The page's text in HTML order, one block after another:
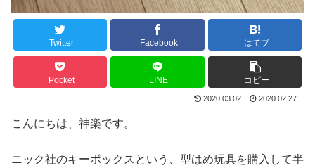
Twitter Facebook はてブ
Pocket LINE コピー
2020.03.02 2020.02.27
こんにちは、神楽です。
ニック社のキーボックスという、型はめ玩具を購入して半